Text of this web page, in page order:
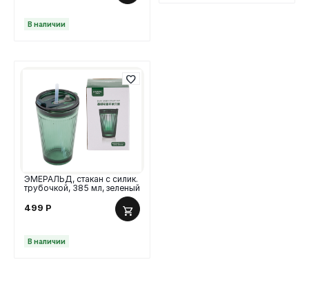
В наличии
ЭМЕРАЛЬД, стакан с силик.
трубочкой, 385 мл, зеленый
499 Р
В наличии